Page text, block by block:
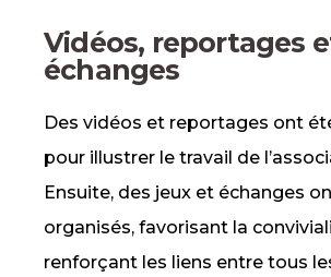
Vidéos, reportages
échanges
Des vidéos et reportages ont
pour illustrer le travail de
Ensuite, des jeux et échanges
organisés, favorisant la
renforçant les liens entre tous